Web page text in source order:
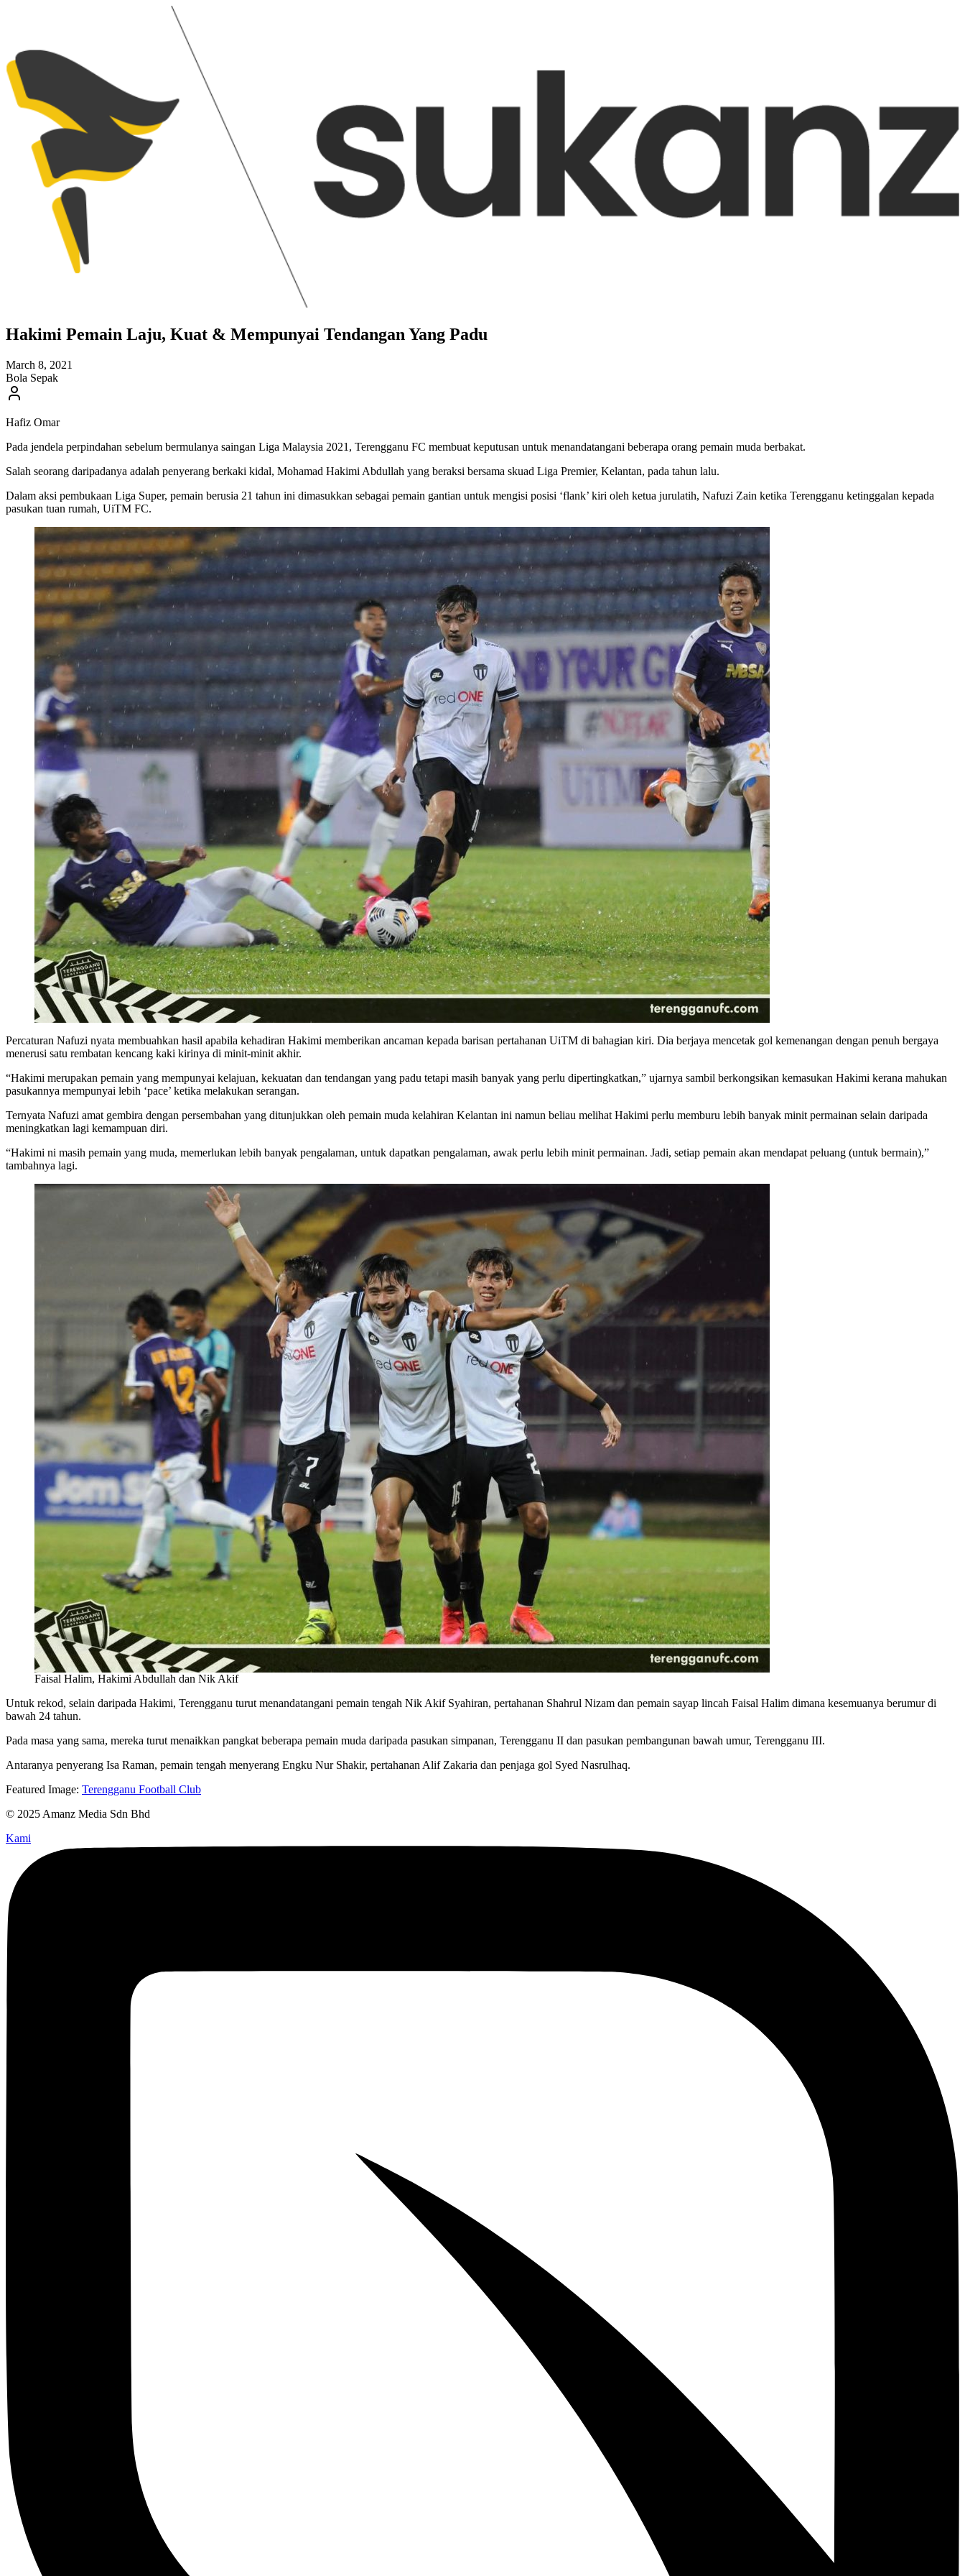
Hakimi Pemain Laju, Kuat & Mempunyai Tendangan Yang Padu
March 8, 2021
Bola Sepak
Hafiz Omar
Pada jendela perpindahan sebelum bermulanya saingan Liga Malaysia 2021, Terengganu FC membuat keputusan untuk menandatangani beberapa orang pemain muda berbakat.
Salah seorang daripadanya adalah penyerang berkaki kidal, Mohamad Hakimi Abdullah yang beraksi bersama skuad Liga Premier, Kelantan, pada tahun lalu.
Dalam aksi pembukaan Liga Super, pemain berusia 21 tahun ini dimasukkan sebagai pemain gantian untuk mengisi posisi ‘flank’ kiri oleh ketua jurulatih, Nafuzi Zain ketika Terengganu ketinggalan kepada
pasukan tuan rumah, UiTM FC.
Percaturan Nafuzi nyata membuahkan hasil apabila kehadiran Hakimi memberikan ancaman kepada barisan pertahanan UiTM di bahagian kiri. Dia berjaya mencetak gol kemenangan dengan penuh bergaya
menerusi satu rembatan kencang kaki kirinya di minit-minit akhir.
“Hakimi merupakan pemain yang mempunyai kelajuan, kekuatan dan tendangan yang padu tetapi masih banyak yang perlu dipertingkatkan,” ujarnya sambil berkongsikan kemasukan Hakimi kerana mahukan
pasukannya mempunyai lebih ‘pace’ ketika melakukan serangan.
Ternyata Nafuzi amat gembira dengan persembahan yang ditunjukkan oleh pemain muda kelahiran Kelantan ini namun beliau melihat Hakimi perlu memburu lebih banyak minit permainan selain daripada
meningkatkan lagi kemampuan diri.
“Hakimi ni masih pemain yang muda, memerlukan lebih banyak pengalaman, untuk dapatkan pengalaman, awak perlu lebih minit permainan. Jadi, setiap pemain akan mendapat peluang (untuk bermain),”
tambahnya lagi.
Faisal Halim, Hakimi Abdullah dan Nik Akif
Untuk rekod, selain daripada Hakimi, Terengganu turut menandatangani pemain tengah Nik Akif Syahiran, pertahanan Shahrul Nizam dan pemain sayap lincah Faisal Halim dimana kesemuanya berumur di
bawah 24 tahun.
Pada masa yang sama, mereka turut menaikkan pangkat beberapa pemain muda daripada pasukan simpanan, Terengganu II dan pasukan pembangunan bawah umur, Terengganu III.
Antaranya penyerang Isa Raman, pemain tengah menyerang Engku Nur Shakir, pertahanan Alif Zakaria dan penjaga gol Syed Nasrulhaq.
Featured Image: Terengganu Football Club
© 2025 Amanz Media Sdn Bhd
Kami